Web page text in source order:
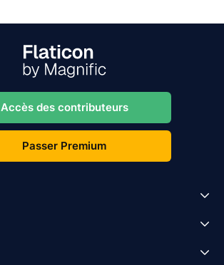
Accès des contributeurs
Passer Premium